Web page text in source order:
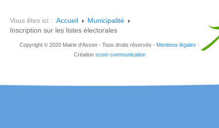
Vous êtes ici : Accueil
Municipalité
Inscription sur les listes électorales
Copyright © 2020 Mairie d'Asson - Tous droits réservés - Mentions légales -
Création scom communication